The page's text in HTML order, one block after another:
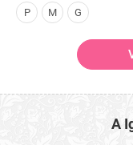
P M G
A